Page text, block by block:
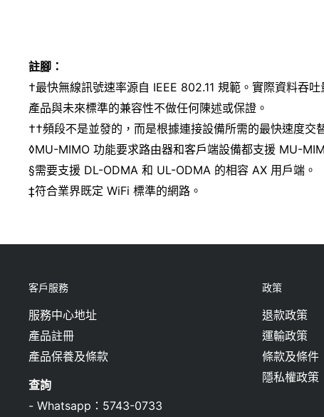
系統要求
註腳：
†最快無線訊號速率源自 IEEE 802.11 規範。實際資料吞
產品與未來標準的兼容性不做任何陳述或保證。
††頻段不是並發的，而是根據連接設備所需的最快速度交
◊MU-MIMO 功能要求路由器和客戶端設備都支援 MU-
§需要支援 DL-ODMA 和 UL-ODMA 的相容 AX 用戶端。
‡符合業界既定 WiFi 標準的網路。
客戶服務
服務中心地址
產品註冊
產品保養及條款
查詢
- Whatsapp：5743-0733
政策
退款政策
運輸政策
條款及條件
隱私權政策